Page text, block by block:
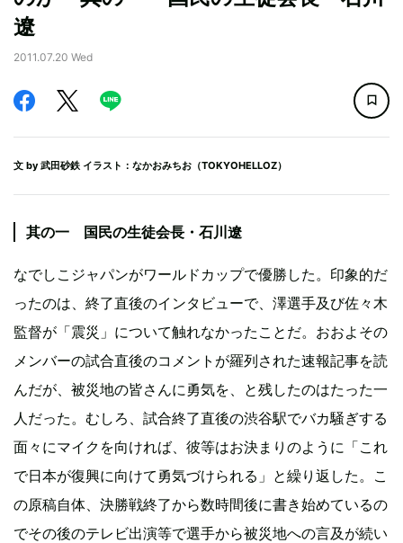
遼
2011.07.20 Wed
文 by 武田砂鉄 イラスト：なかおみちお（TOKYOHELLOZ）
其の一 国民の生徒会長・石川遼
なでしこジャパンがワールドカップで優勝した。印象的だ
ったのは、終了直後のインタビューで、澤選手及び佐々木
監督が「震災」について触れなかったことだ。おおよその
メンバーの試合直後のコメントが羅列された速報記事を読
んだが、被災地の皆さんに勇気を、と残したのはたった一
人だった。むしろ、試合終了直後の渋谷駅でバカ騒ぎする
面々にマイクを向ければ、彼等はお決まりのように「これ
で日本が復興に向けて勇気づけられる」と繰り返した。こ
の原稿自体、決勝戦終了から数時間後に書き始めているの
でその後のテレビ出演等で選手から被災地への言及が続い